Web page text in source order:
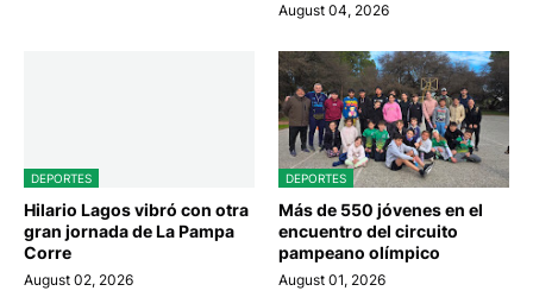
August 04, 2026
DEPORTES
Hilario Lagos vibró con otra
gran jornada de La Pampa
Corre
August 02, 2026
DEPORTES
Más de 550 jóvenes en el
encuentro del circuito
pampeano olímpico
August 01, 2026